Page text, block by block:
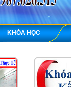
KHÓA HỌC